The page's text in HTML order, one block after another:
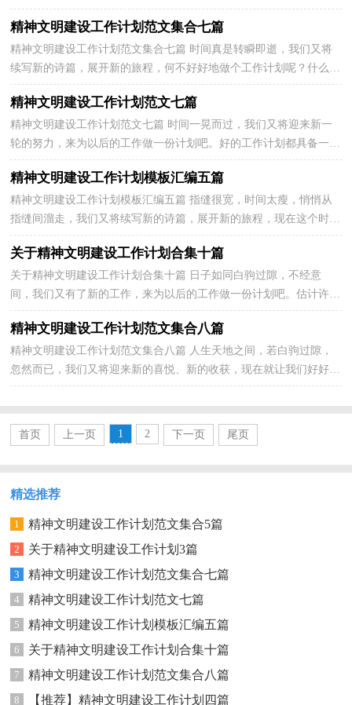
划基本的方法论，你掌握了吗？下面是关于精神文明建设...
精神文明建设工作计划范文集合七篇
精神文明建设工作计划范文集合七篇 时间真是转瞬即逝，我们又将
续写新的诗篇，展开新的旅程，何不好好地做个工作计划呢？什么样
的工作计划是你的领导或者老板所期望看到的呢？下面是...
精神文明建设工作计划范文七篇
精神文明建设工作计划范文七篇 时间一晃而过，我们又将迎来新一
轮的努力，来为以后的工作做一份计划吧。好的工作计划都具备一些
什么特点呢？下面是小编为大家整理的精神文明建设...
精神文明建设工作计划模板汇编五篇
精神文明建设工作计划模板汇编五篇 指缝很宽，时间太瘦，悄悄从
指缝间溜走，我们又将续写新的诗篇，展开新的旅程，现在这个时
候，你会有怎样的计划呢？什么样的工作计划才是好的工作计划...
关于精神文明建设工作计划合集十篇
关于精神文明建设工作计划合集十篇 日子如同白驹过隙，不经意
间，我们又有了新的工作，来为以后的工作做一份计划吧。估计许多
人是想得很多，但不会写，下面是小编整理的精神文明建设...
精神文明建设工作计划范文集合八篇
精神文明建设工作计划范文集合八篇 人生天地之间，若白驹过隙，
忽然而已，我们又将迎来新的喜悦、新的收获，现在就让我们好好地
规划一下吧。相信许多人会觉得工作计划很难写吧，下面...
首页 上一页 1 2 下一页 尾页
精选推荐
1 精神文明建设工作计划范文集合5篇
2 关于精神文明建设工作计划3篇
3 精神文明建设工作计划范文集合七篇
4 精神文明建设工作计划范文七篇
5 精神文明建设工作计划模板汇编五篇
6 关于精神文明建设工作计划合集十篇
7 精神文明建设工作计划范文集合八篇
8 【推荐】精神文明建设工作计划四篇